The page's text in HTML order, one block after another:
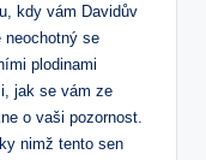
kdy vám Davidův
neochotný se
plodinami
jak se vám ze
o vaši pozornost.
nimž tento sen